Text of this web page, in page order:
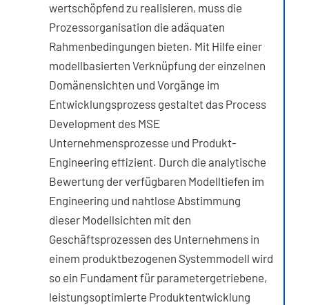
wertschöpfend zu realisieren, muss die
Prozessorganisation die adäquaten
Rahmenbedingungen bieten. Mit Hilfe einer
modellbasierten Verknüpfung der einzelnen
Domänensichten und Vorgänge im
Entwicklungsprozess gestaltet das Process
Development des MSE
Unternehmensprozesse und Produkt-
Engineering effizient. Durch die analytische
Bewertung der verfügbaren Modelltiefen im
Engineering und nahtlose Abstimmung
dieser Modellsichten mit den
Geschäftsprozessen des Unternehmens in
einem produktbezogenen Systemmodell wird
so ein Fundament für parametergetriebene,
leistungsoptimierte Produktentwicklung